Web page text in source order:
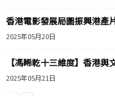
香港電影發展局圖振興港產
2025年05月20日
【馮睎乾十三維度】香港與
2025年05月21日